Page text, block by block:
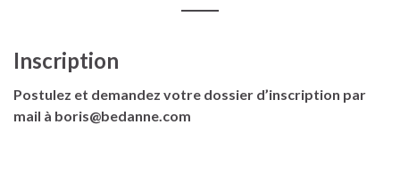
Inscription
Postulez et demandez votre dossier d’inscription par
mail à boris@bedanne.com